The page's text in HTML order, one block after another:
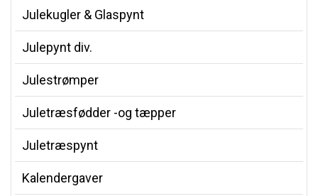
Julekugler & Glaspynt
Julepynt div.
Julestrømper
Juletræsfødder -og tæpper
Juletræspynt
Kalendergaver